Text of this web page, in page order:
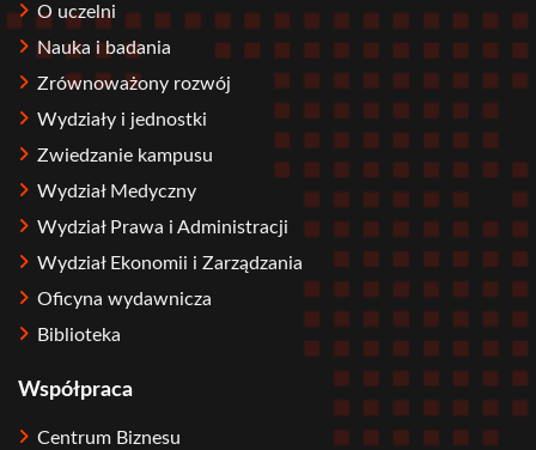
O uczelni
Nauka i badania
Zrównoważony rozwój
Wydziały i jednostki
Zwiedzanie kampusu
Wydział Medyczny
Wydział Prawa i Administracji
Wydział Ekonomii i Zarządzania
Oficyna wydawnicza
Biblioteka
Współpraca
Centrum Biznesu